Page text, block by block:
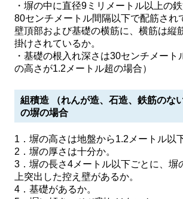
・塀の中に直径9ミリメートル以上の
80センチメートル間隔以下で配筋され
壁頂部および基礎の横筋に、横筋は縦
掛けされているか。
・基礎の根入れ深さは30センチメート
の高さが1.2メートル超の場合）
組積造 （れんが造、石造、鉄筋のな
の塀の場合
1．塀の高さは地盤から1.2メートル以
2．塀の厚さは十分か。
3．塀の長さ4メートル以下ごとに、塀
上突出した控え壁があるか。
4．基礎があるか。